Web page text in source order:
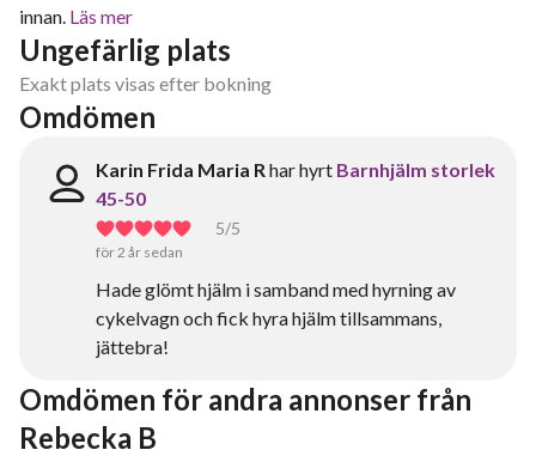
innan. Läs mer
Ungefärlig plats
Exakt plats visas efter bokning
Omdömen
Karin Frida Maria Rhar hyrt Barnhjälm storlek
45-50
5/5
för 2 år sedan
Hade glömt hjälm i samband med hyrning av
cykelvagn och fick hyra hjälm tillsammans,
jättebra!
Omdömen för andra annonser från
Rebecka B